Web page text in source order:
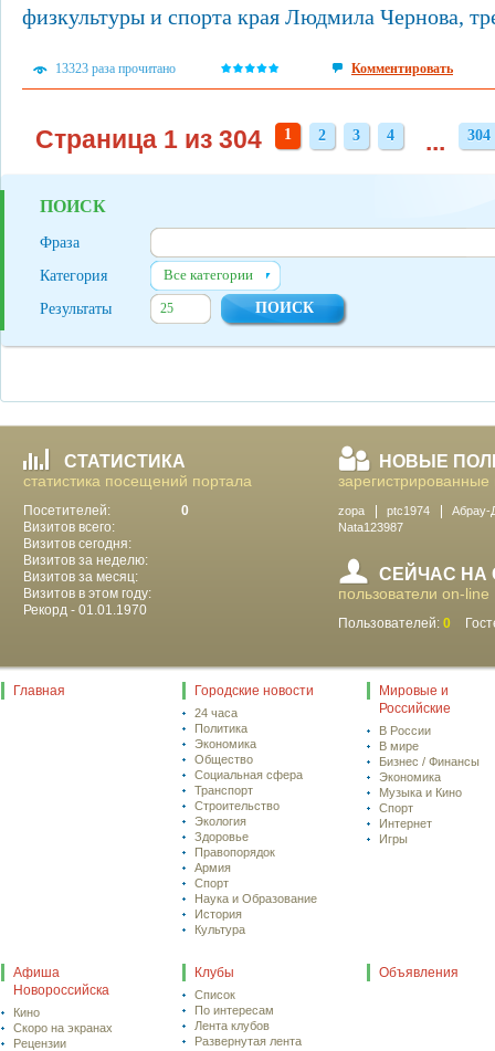
физкультуры и спорта края Людмила Чернова,
13323 раза прочитано Комментировать
Страница 1 из 304 1 2
2 3
3 4
4 ... 304
304
ПОИСК
Фраза
Категория
Все категории
Результаты
СТАТИСТИКА
статистика посещений портала
Посетителей:
0
Визитов всего:
Визитов сегодня:
Визитов за неделю:
Визитов за месяц:
Визитов в этом году:
Рекорд - 01.01.1970
НОВЫЕ
зарегистрированные
zopa ptc1974
Абрау-
Nata123987
СЕЙЧАС НА
пользователи on-line
Пользователей: 0
Главная Городские новости
24 часа
Политика
Экономика
Общество
Социальная сфера
Транспорт
Строительство
Экология
Здоровье
Правопорядок
Армия
Спорт
Наука и Образование
История
Культура
Мировые и
Российские
В России
В мире
Бизнес / Финансы
Экономика
Музыка и Кино
Спорт
Интернет
Игры
Афиша
Новороссийска
Кино
Скоро на экранах
Рецензии
Клубы
Список
По интересам
Лента клубов
Развернутая лента
Объявления